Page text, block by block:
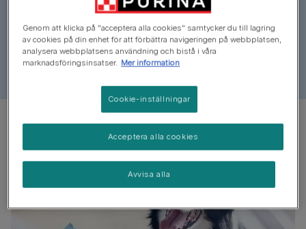
Kombinationen av produkttextur, form och dimension
på tuggan gör att den kan rengöra även de
svåråtkomliga tänderna på baksidan av din hunds
mun. Det är här tänderna är naturligt mer känsliga för
Genom att klicka på "acceptera alla cookies" samtycker du till lagring
av cookies på din enhet för att förbättra navigeringen på webbplatsen,
analysera webbplatsens användning och bistå i våra
marknadsföringsinsatser. Mer information
Cookie-inställningar
Avvisa alla
Acceptera alla cookies